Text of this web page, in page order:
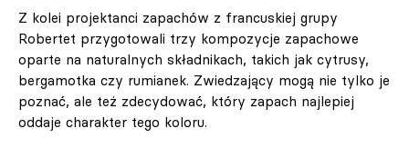
Z kolei projektanci zapachów z francuskiej grupy
Robertet przygotowali trzy kompozycje zapachowe
oparte na naturalnych składnikach, takich jak cytrusy,
bergamotka czy rumianek. Zwiedzający mogą nie tylko je
poznać, ale też zdecydować, który zapach najlepiej
oddaje charakter tego koloru.